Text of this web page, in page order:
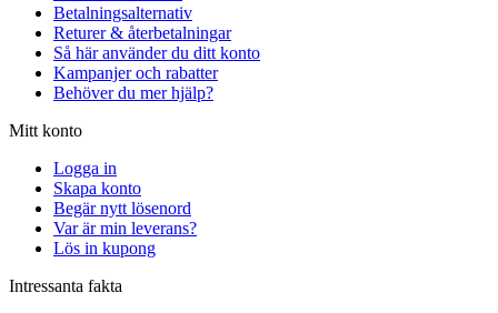
Betalningsalternativ
Returer & återbetalningar
Så här använder du ditt konto
Kampanjer och rabatter
Behöver du mer hjälp?
Mitt konto
Logga in
Skapa konto
Begär nytt lösenord
Var är min leverans?
Lös in kupong
Intressanta fakta